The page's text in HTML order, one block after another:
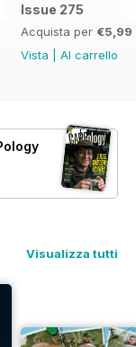
Issue 275
Acquista per €5,99
Vista
Al carrello
Visualizza tutti